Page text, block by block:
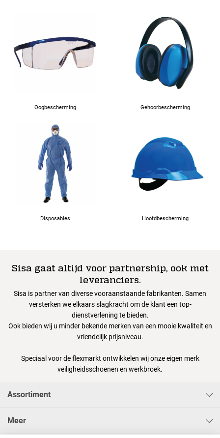
Oogbescherming Gehoorbescherming
Disposables Hoofdbescherming
Sisa gaat altijd voor partnership, ook met
leveranciers.
Sisa is partner van diverse vooraanstaande fabrikanten. Samen
versterken we elkaars slagkracht om de klant een top-
dienstverlening te bieden.
Ook bieden wij u minder bekende merken van een mooie kwaliteit en
vriendelijk prijsniveau.
Speciaal voor de flexmarkt ontwikkelen wij onze eigen merk
veiligheidsschoenen en werkbroek.
Assortiment
Meer